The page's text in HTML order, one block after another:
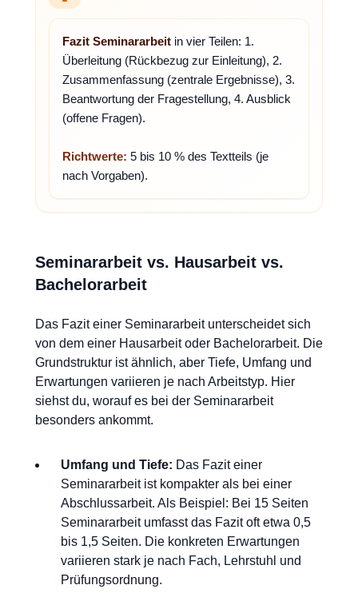
Fazit Seminararbeit in vier Teilen: 1.
Überleitung (Rückbezug zur Einleitung), 2.
Zusammenfassung (zentrale Ergebnisse), 3.
Beantwortung der Fragestellung, 4. Ausblick
(offene Fragen).
Richtwerte: 5 bis 10 % des Textteils (je
nach Vorgaben).
Seminararbeit vs. Hausarbeit vs.
Bachelorarbeit
Das Fazit einer Seminararbeit unterscheidet sich
von dem einer Hausarbeit oder Bachelorarbeit. Die
Grundstruktur ist ähnlich, aber Tiefe, Umfang und
Erwartungen variieren je nach Arbeitstyp. Hier
siehst du, worauf es bei der Seminararbeit
besonders ankommt.
Umfang und Tiefe: Das Fazit einer
Seminararbeit ist kompakter als bei einer
Abschlussarbeit. Als Beispiel: Bei 15 Seiten
Seminararbeit umfasst das Fazit oft etwa 0,5
bis 1,5 Seiten. Die konkreten Erwartungen
variieren stark je nach Fach, Lehrstuhl und
Prüfungsordnung.